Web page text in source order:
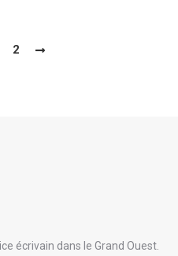
2
écrivain dans le Grand Ouest.